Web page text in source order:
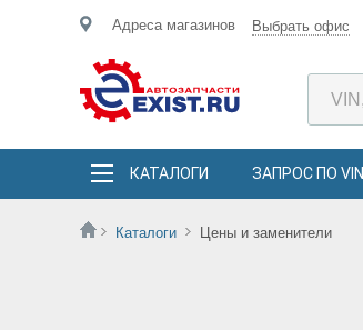
Адреса магазинов Выбрать офис
КАТАЛОГИ ЗАПРОС ПО VIN
Каталоги Цены и заменители